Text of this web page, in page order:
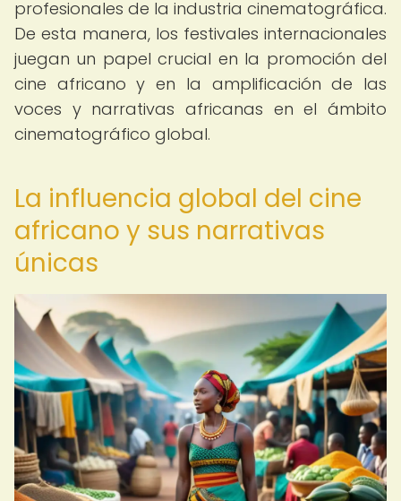
profesionales de la industria cinematográfica.
De esta manera, los festivales internacionales
juegan un papel crucial en la promoción del
cine africano y en la amplificación de las
voces y narrativas africanas en el ámbito
cinematográfico global.
La influencia global del cine
africano y sus narrativas
únicas